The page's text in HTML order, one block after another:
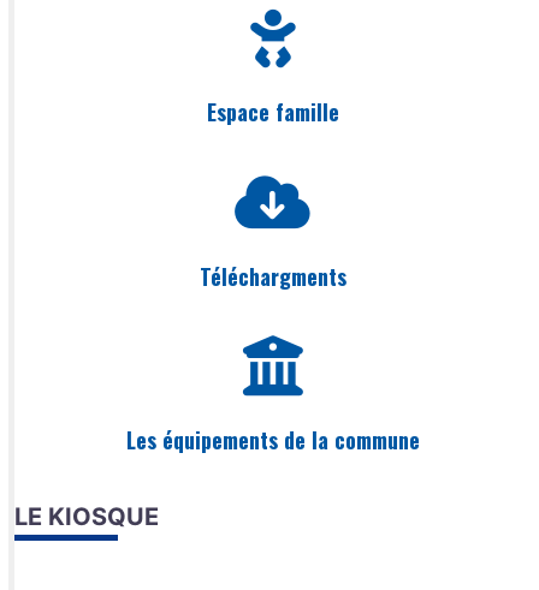
Espace famille
Téléchargments
Les équipements de la commune
LE KIOSQUE